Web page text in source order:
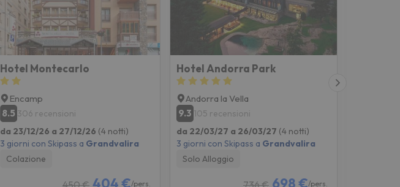
Hotel Montecarlo
Encamp
8.5 306 recensioni
da 23/12/26 a 27/12/26 (4 notti)
3 giorni con Skipass a Grandvalira
Colazione
450 € 404 €/pers.
Hotel Andorra Park
Andorra la Vella
9.3 105 recensioni
da 22/03/27 a 26/03/27 (4 notti)
3 giorni con Skipass a Grandvalira
Solo Alloggio
736 € 698 €/pers.